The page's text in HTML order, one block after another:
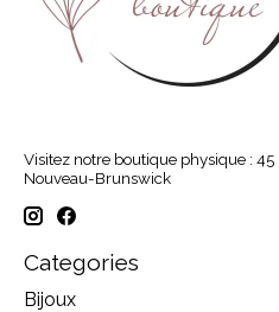
Visitez notre boutique physique : 45
Nouveau-Brunswick
Categories
Bijoux